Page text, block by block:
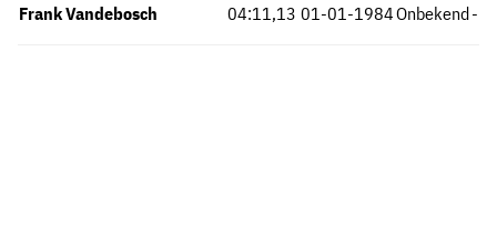
Frank Vandebosch Onbekend
04:11,13 -
01-01-1984